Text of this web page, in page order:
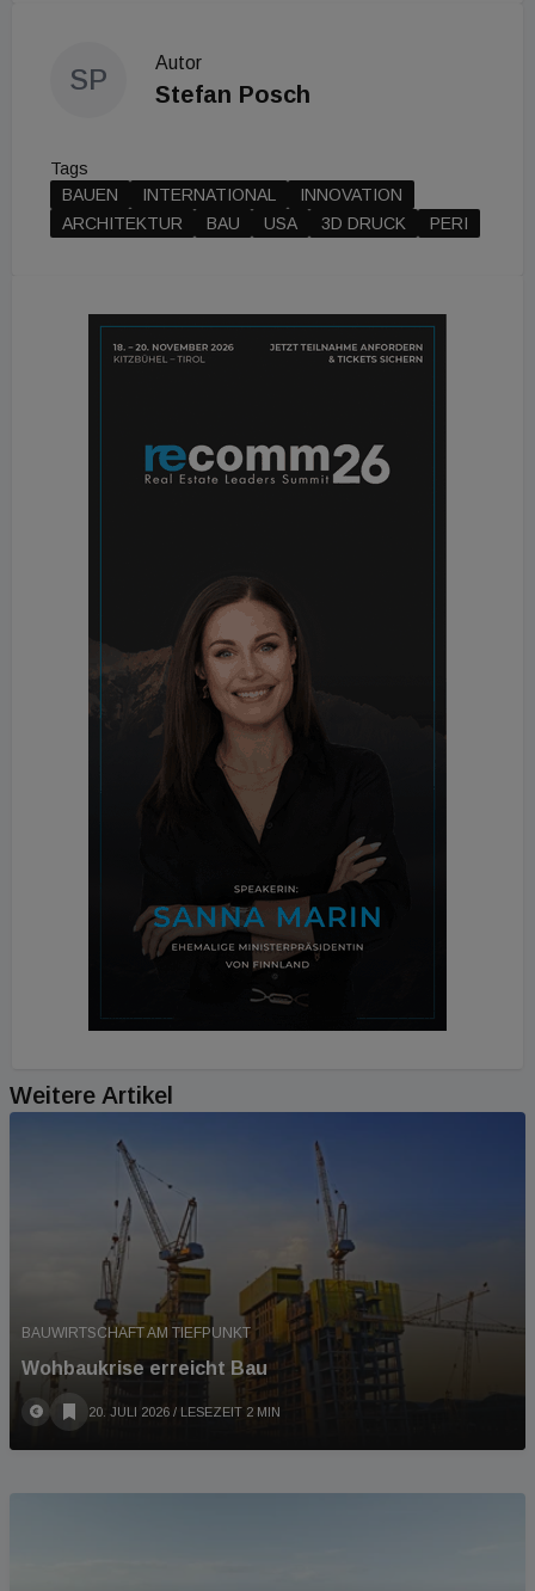
SP
Autor
Stefan Posch
Tags
BAUEN
INTERNATIONAL
INNOVATION
ARCHITEKTUR
BAU USA 3D DRUCK PERI
Weitere Artikel
BAUWIRTSCHAFT AM TIEFPUNKT
Wohbaukrise erreicht Bau
20. JULI 2026 / LESEZEIT 2 MIN